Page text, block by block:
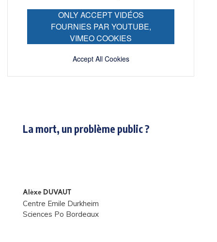
ONLY ACCEPT VIDÉOS
FOURNIES PAR YOUTUBE,
VIMEO COOKIES
Accept All Cookies
La mort, un problème public ?
Alèxe DUVAUT
Centre Emile Durkheim
Sciences Po Bordeaux